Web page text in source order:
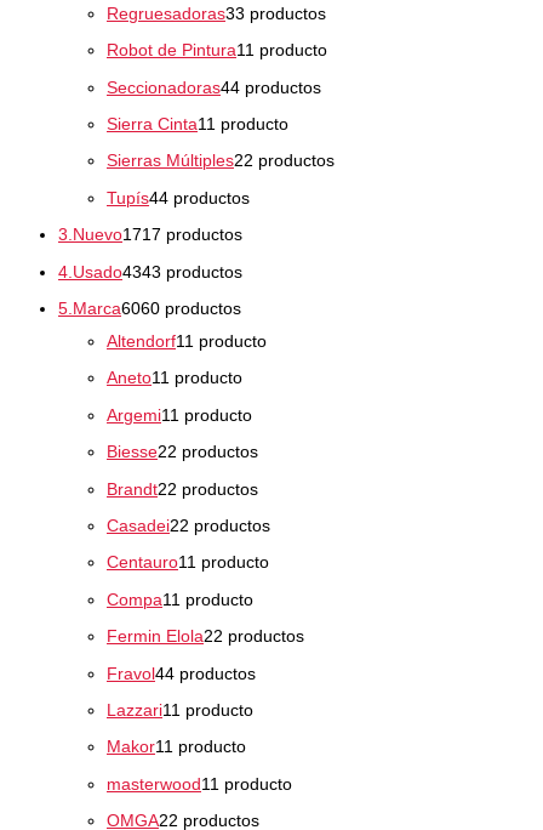
Regruesadoras33 productos
Robot de Pintura11 producto
Seccionadoras44 productos
Sierra Cinta1 1 producto
Sierras Múltiples22 productos
Tupís44 productos
3.Nuevo1717 productos
4.Usado4343 productos
5.Marca6060 productos
Altendorf1 1 producto
Aneto11 producto
Argemi1 1 producto
Biesse22 productos
Brandt22 productos
Casadei22 productos
Centauro11 producto
Compa1 1 producto
Fermin Elola22 productos
Fravol44 productos
Lazzari11 producto
Makor11 producto
masterwood 1 1 producto
OMGA22 productos